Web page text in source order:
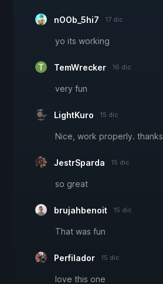
nOOb_5hi7 17 dic
yo its working
TemWrecker 16 dic
very fun
LightKuro 15 dic
Nice, work properly. thanks
JestrSparda 15 dic
so great
brujahbenoit 15 dic
That was fun
Perfilador 15 dic
love this one